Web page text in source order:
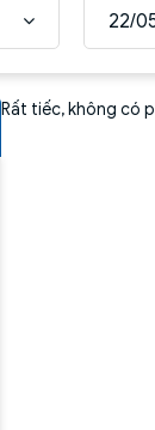
22/
Rất tiếc, không có